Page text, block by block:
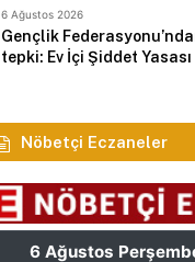
Öztürkler: Üreten toplumlar her zaman kazanır
6 Ağustos 2026
Gençlik
tepki: Ev İçi Şiddet
Nöbetçi Eczaneler